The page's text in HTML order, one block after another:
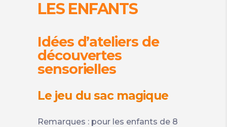
LES ENFANTS
Idées d’ateliers de
découvertes
sensorielles
Le jeu du sac magique
Remarques : pour les enfants de 8